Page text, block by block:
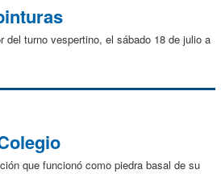
turno vespertino, el sábado 18 de julio a
que funcionó como piedra basal de su